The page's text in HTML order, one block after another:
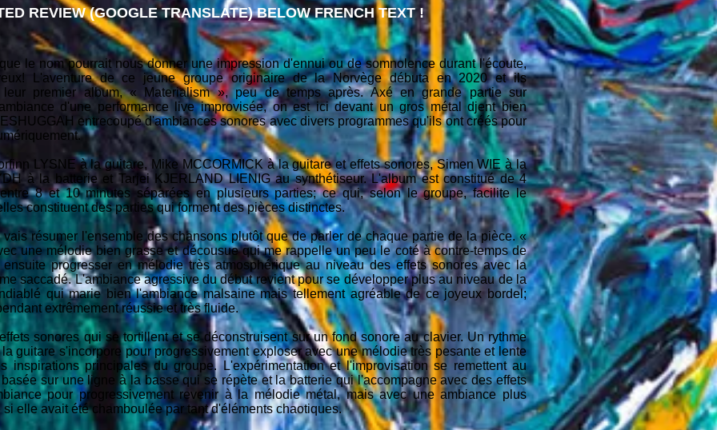
REVIEW (GOOGLE TRANSLATE) BELOW FRENCH TEXT !
le nom pourrait nous donner une impression d'ennui ou de somnolence durant l'écoute,
L'aventure de ce jeune groupe originaire de la Norvège débuta en 2020 et ils
leur premier album, « Materialism », peu de temps après. Axé en grande partie sur
d'une performance live improvisée, on est ici devant un gros métal djent bien
entrecoupé d'ambiances sonores avec divers programmes qu'ils ont créés pour
LYSNE à la guitare, Mike MCCORMICK à la guitare et effets sonores, Simen WIE à la
à la batterie et Tarjei KJERLAND LIENIG au synthétiseur. L'album est constitué de 4
8 et 10 minutes séparées en plusieurs parties; ce qui, selon le groupe, facilite le
constituent des parties qui forment des pièces distinctes.
résumer l'ensemble des chansons plutôt que de parler de chaque partie de la pièce. «
une mélodie bien grasse et décousue qui me rappelle un peu le coté à contre-temps de
progresser en mélodie très atmosphérique au niveau des effets sonores avec la
saccadé. L'ambiance agressive du début revient pour se développer plus au niveau de la
qui marie bien l'ambiance malsaine mais tellement agréable de ce joyeux bordel;
extrêmement réussie et très fluide.
sonores qui se tortillent et se déconstruisent sur un fond sonore au clavier. Un rythme
guitare s'incorpore pour progressivement exploser avec une mélodie très pesante et lente
inspirations principales du groupe. L'expérimentation et l'improvisation se remettent au
sur une ligne à la basse qui se répète et la batterie qui l'accompagne avec des effets
pour progressivement revenir à la mélodie métal, mais avec une ambiance plus
elle avait été chamboulée par tant d'éléments chaotiques.